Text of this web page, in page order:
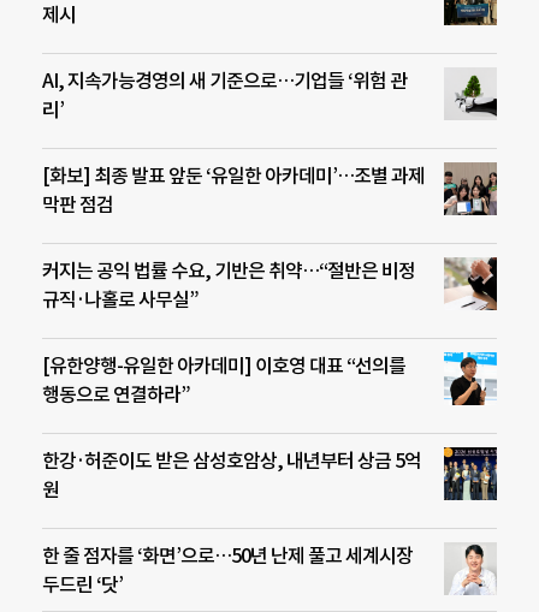
제시
AI, 지속가능경영의 새 기준으로…기업들 ‘위험 관
리’
[화보] 최종 발표 앞둔 ‘유일한 아카데미’…조별 과제
막판 점검
커지는 공익 법률 수요, 기반은 취약…“절반은 비정
규직·나홀로 사무실”
[유한양행-유일한 아카데미] 이호영 대표 “선의를
행동으로 연결하라”
한강·허준이도 받은 삼성호암상, 내년부터 상금 5억
원
한 줄 점자를 ‘화면’으로…50년 난제 풀고 세계시장
두드린 ‘닷’